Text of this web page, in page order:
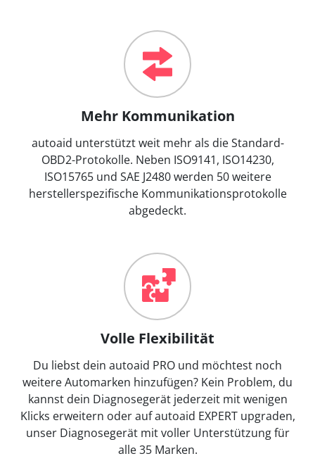
Mehr Kommunikation
autoaid unterstützt weit mehr als die Standard-
OBD2-Protokolle. Neben ISO9141, ISO14230,
ISO15765 und SAE J2480 werden 50 weitere
herstellerspezifische Kommunikationsprotokolle
abgedeckt.
Volle Flexibilität
Du liebst dein autoaid PRO und möchtest noch
weitere Automarken hinzufügen? Kein Problem, du
kannst dein Diagnosegerät jederzeit mit wenigen
Klicks erweitern oder auf autoaid EXPERT upgraden,
unser Diagnosegerät mit voller Unterstützung für
alle 35 Marken.